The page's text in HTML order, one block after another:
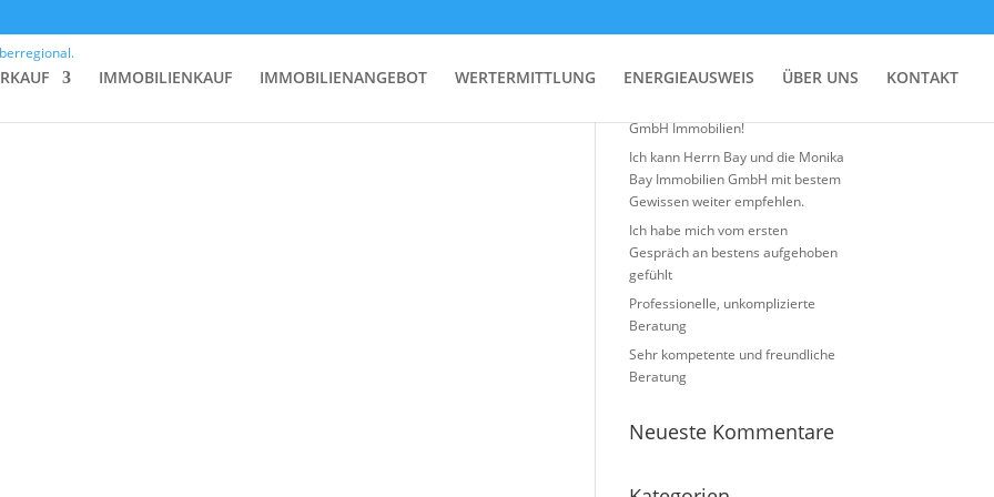
IMMOBILIENKAUF IMMOBILIENANGEBOT WERTERMITTLUNG ENERGIEAUSWEIS ÜBER UNS KONTAKT
Neueste Beiträge
GmbH Immobilien!
Ich kann Herrn Bay und die Monika
Bay Immobilien GmbH mit bestem
Gewissen weiter empfehlen.
Ich habe mich vom ersten
Gespräch an bestens aufgehoben
gefühlt
Professionelle, unkomplizierte
Beratung
Sehr kompetente und freundliche
Beratung
Neueste Kommentare